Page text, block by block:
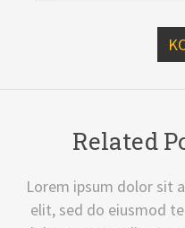
Related
Lorem ipsum dolor sit
elit, sed do eiusmod